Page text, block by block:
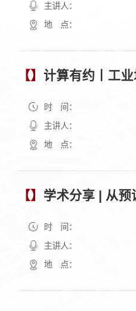
主讲人：
地 点：
【】 计算有约丨工
时 间：
主讲人：
地 点：
【】 学术分享 | 从
时 间：
主讲人：
地 点：